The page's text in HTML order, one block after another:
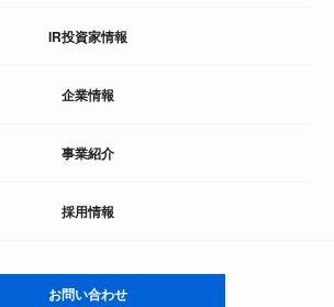
IR投資家情報
企業情報
事業紹介
採用情報
お問い合わせ